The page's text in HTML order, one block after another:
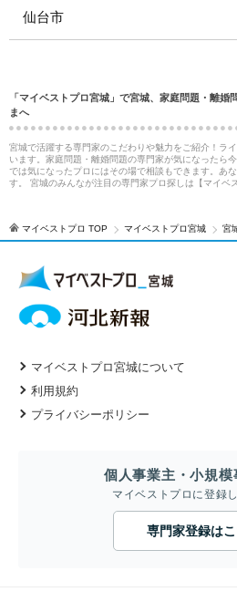
仙台市
「マイベストプロ宮城」で宮城、家庭問題・離婚
まへ
宮城で活躍する専門家のこだわりや魅力をご紹介！ラ
います。家庭問題・離婚問題の専門家が気になったら
では気になったプロにはその場で相談もできます。あ
す。 宮城のみんなが注目の専門家プロ探しは【マイベ
マイベストプロ TOP マイベストプロ宮城 宮
マイベストプロ宮城について
利用規約
プライバシーポリシー
個人事業主・小規模
マイベストプロに登録
専門家登録は